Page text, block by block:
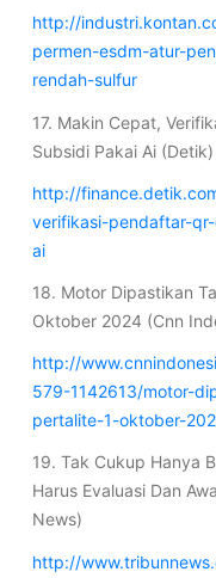
http://
permen-esdm-atur-
rendah-sulfur
17. Makin Cepat,
Subsidi Pakai Ai (Detik)
http://
verifikasi-pendaftar-
ai
18. Motor Dipastikan
Oktober 2024 (Cnn
http://
579-1142613/motor-
pertalite-1-oktober-
19. Tak Cukup Hanya
Harus Evaluasi Dan
News)
http://